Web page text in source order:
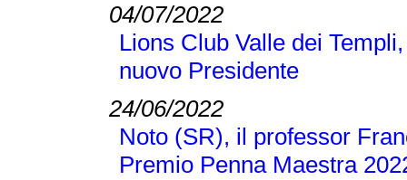
04/07/2022
Lions Club Valle dei
nuovo Presidente
24/06/2022
Noto (SR), il professor
Premio Penna Maestra